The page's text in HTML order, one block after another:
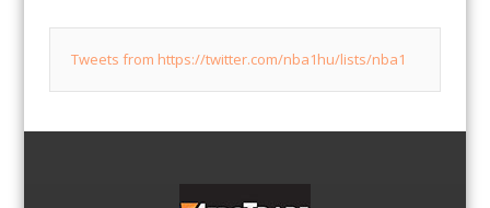
Tweets from https://twitter.com/nba1hu/lists/nba1